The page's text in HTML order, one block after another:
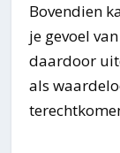
Bovendien
je gevoel
daardoor
als